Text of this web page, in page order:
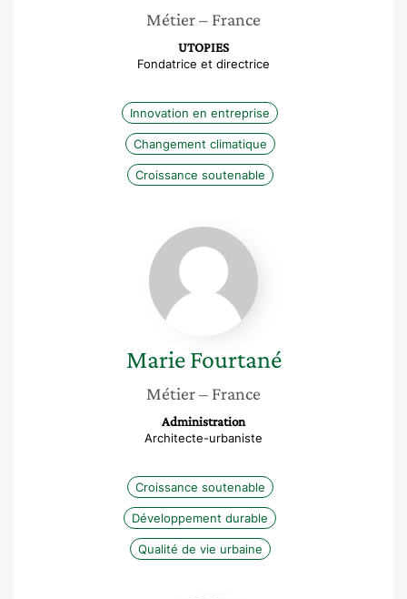
Métier– France
UTOPIES
Fondatrice et directrice
Innovation en entreprise
Changement climatique
Croissance soutenable
Marie
Fourtané
Marie Fourtané
Métier– France
Administration
Architecte-urbaniste
Croissance soutenable
Développement durable
Qualité de vie urbaine